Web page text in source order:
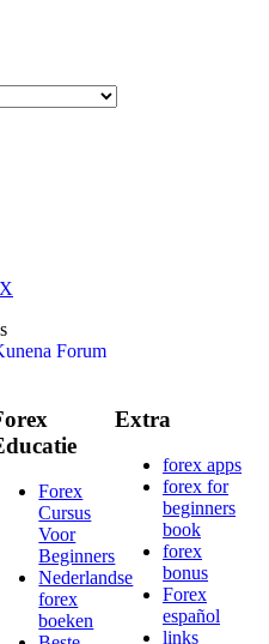
Forum
Forex
Cursus
Voor
Beginners
Nederlandse
forex
boeken
Extra
forex apps
forex for
beginners
book
forex
bonus
Forex
español
links